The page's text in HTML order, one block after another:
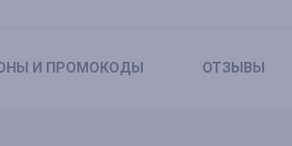
И ПРОМОКОДЫ ОТЗЫВЫ